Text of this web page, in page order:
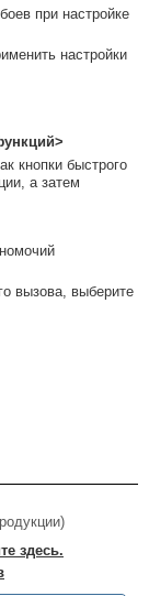
при настройке
настройки
кнопки быстрого
а затем
вызова, выберите
здесь.